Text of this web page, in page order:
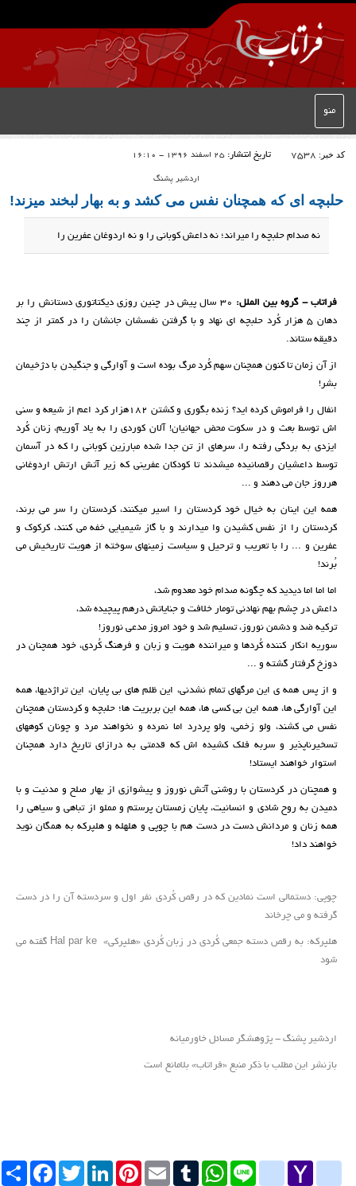
منو
کد خبر: 7538 تاریخ انتشار: 25 اسفند 1396 - 16:10
اردشیر پشنگ
حلبچه ای که همچنان نفس می کشد و به بهار لبخند میزند!
نه صدام حلبچه را میراند؛ نه داعش کوبانی را و نه اردوغان عفرین را
فراتاب - گروه بین الملل:
۳۰ سال پیش در چنین روزی دیکتاتوری دستانش را بر
دهان ۵ هزار کُرد حلبچه ای نهاد و با گرفتن نفسشان جانشان را در کمتر از چند
دقیقه ستاند.
از آن زمان تا کنون همچنان سهم کُرد مرگ بوده است و آوارگی و جنگیدن با دژخیمان
بشر!
انفال را فراموش کرده اید؟ زنده بگوری و کشتن ۱۸۲هزار کرد اعم از شیعه و سنی
اش توسط بعث و در سکوت محض جهانیان! آلان کوردی را به یاد آوریم، زنان کُرد
ایزدی به بردگی رفته را، سرهای از تن جدا شده مبارزین کوبانی را که در آسمان
توسط داعشیان رقصانیده میشدند تا کودکان عفرینی که زیر آتش ارتش اردوغانی
هرروز جان می دهند و ...
همه این اینان به خیال خود کردستان را اسیر میکنند، کردستان را سر می برند،
کردستان را از نفس کشیدن وا میدارند و با گاز شیمیایی خفه می کنند، کرکوک و
عفرین و ... را با تعریب و ترحیل و سیاست زمینهای سوخته از هویت تاریخیش می
بُرند!
اما اما اما دیدید که چگونه صدام خود معدوم شد،
داعش در چشم بهم نهادنی تومار خلافت و جنایاتش درهم پیچیده شد،
ترکیه ضد و دشمن نوروز، تسلیم شد و خود امروز مدعی نوروز!
سوریه انکار کننده کُردها و میراننده هویت و زبان و فرهنگ کُردی، خود همچنان در
دوزخ گرفتار گشته و ...
و از پس همه ی این مرگهای تمام نشدنی، این ظلم های بی پایان، این تراژدیها، همه
این آوارگی ها، همه این بی کسی ها، همه این بربریت ها؛ حلبچه و کردستان همچنان
نفس می کشند، ولو زخمی، ولو پردرد اما نمرده و نخواهند مرد و چونان کوههای
تسخیرناپذیر و سربه فلک کشیده اش که قدمتی به درازای تاریخ دارد همچنان
استوار خواهند ایستاد!
و همچنان در کردستان با روشنی آتش نوروز و پیشوازی از بهار صلح و مدنیت و با
دمیدن به روح شادی و انسانیت، پایان زمستان پرستم و مملو از تباهی و سیاهی را
همه زنان و مردانش دست در دست هم با چوپی و هلهله و هلپرکه به همگان نوید
خواهند داد!
چوپی: دستمالی است نمادین که در رقص کُردی نفر اول و سردسته آن را در دست
گرفته و می چرخاند
هلپرکه: به رقص دسته جمعی کُردی در زبان کُردی «هلپرکی» Hal par ke گفته می
شود
اردشیر پشنگ - پژوهشگر مسائل خاورمیانه
بازنشر این مطلب با ذکر منبع «فراتاب» بلامانع است
Facebook TwitterLinkedInPinterest Email TumblrWhatsApp Line
google_bookmarks
Yahoo
yahoo_messenger